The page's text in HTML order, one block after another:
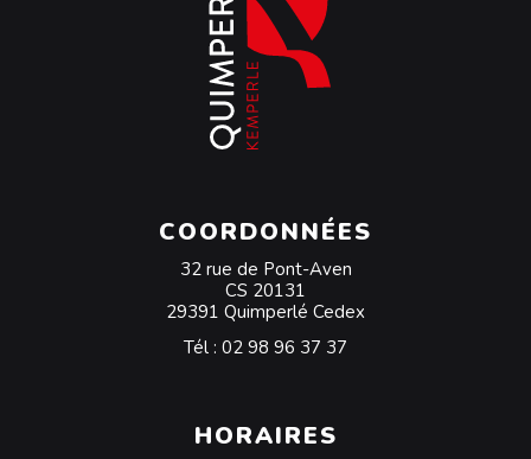
COORDONNÉES
32 rue de Pont-Aven
CS 20131
29391 Quimperlé Cedex
Tél : 02 98 96 37 37
HORAIRES